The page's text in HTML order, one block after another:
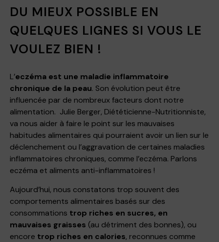
DU MIEUX POSSIBLE EN
QUELQUES LIGNES SI VOUS LE
VOULEZ BIEN !
L’eczéma est une maladie inflammatoire
chronique de la peau. Son évolution peut être
influencée par de nombreux facteurs dont notre
alimentation. Julie Berger, Diététicienne-Nutritionniste,
va nous aider à faire le point sur les mauvaises
habitudes alimentaires qui pourraient avoir un lien sur le
déclenchement ou l’aggravation de certaines maladies
inflammatoires chroniques, comme l’eczéma. Parlons
eczéma et aliments anti-inflammatoires !
Aujourd’hui, nous constatons trop souvent des
comportements alimentaires basés sur des
consommations trop riches en sucres, en
mauvaises graisses (au détriment des bonnes), ou
encore trop riches en calories, reconnues comme